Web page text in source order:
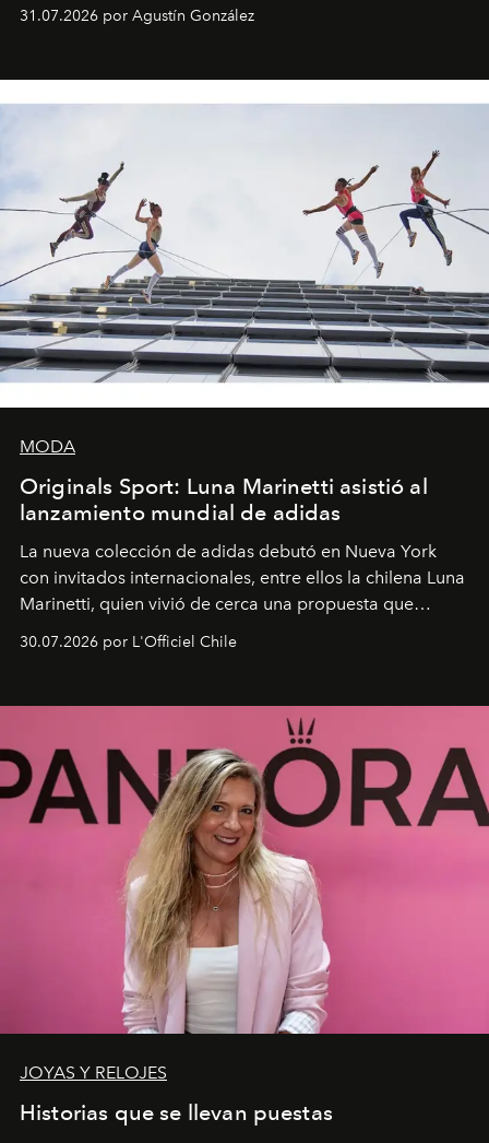
miniobras. Sus puestas en escena son limpias; ponen el
31.07.2026 por Agustín González
MODA
Originals Sport: Luna Marinetti asistió al
lanzamiento mundial de adidas
La nueva colección de adidas debutó en Nueva York
con invitados internacionales, entre ellos la chilena Luna
Marinetti, quien vivió de cerca una propuesta que
30.07.2026 por L'Officiel Chile
JOYAS Y RELOJES
Historias que se llevan puestas